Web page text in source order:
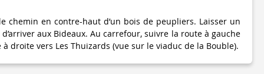
chemin en contre-haut d’un bois de peupliers. Laisser un
aux Bideaux. Au carrefour, suivre la route à gauche
droite vers Les Thuizards (vue sur le viaduc de la Bouble).